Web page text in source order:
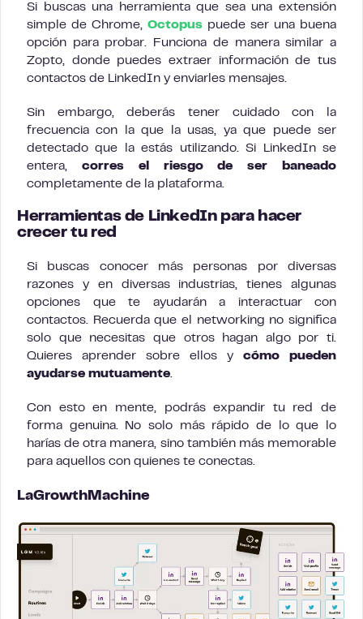
Si buscas una herramienta que sea una extensión
simple de Chrome, Octopus puede ser una buena
opción para probar. Funciona de manera similar a
Zopto, donde puedes extraer información de tus
contactos de LinkedIn y enviarles mensajes.
Sin embargo, deberás tener cuidado con la
frecuencia con la que la usas, ya que puede ser
detectado que la estás utilizando. Si LinkedIn se
entera, corres el riesgo de ser baneado
completamente de la plataforma.
Herramientas de LinkedIn para hacer
crecer tu red
Si buscas conocer más personas por diversas
razones y en diversas industrias, tienes algunas
opciones que te ayudarán a interactuar con
contactos. Recuerda que el networking no significa
solo que necesitas que otros hagan algo por ti.
Quieres aprender sobre ellos y cómo pueden
ayudarse mutuamente
Con esto en mente, podrás expandir tu red de
forma genuina. No solo más rápido de lo que lo
harías de otra manera, sino también más memorable
para aquellos con quienes te conectas.
LaGrowthMachine